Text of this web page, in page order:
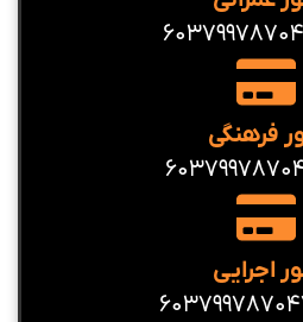
فرهنگی
اجرایی